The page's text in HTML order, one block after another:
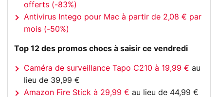
offerts (-83%)
Antivirus Intego pour Mac à partir de 2,08 € par
mois (-50%)
Top 12 des promos chocs à saisir ce vendredi
Caméra de surveillance Tapo C210 à 19,99 € au
lieu de 39,99 €
Amazon Fire Stick à 29,99 € au lieu de 44,99 €